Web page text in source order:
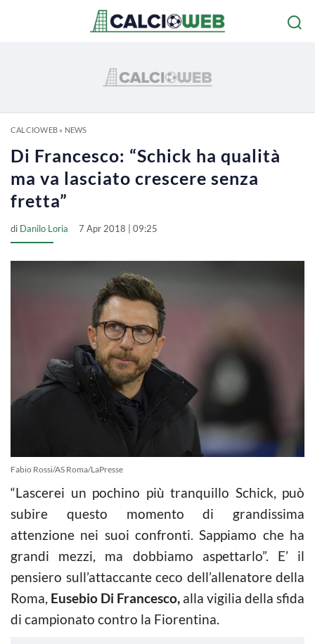
CALCIOWEB» NEWS
Di Francesco: “Schick ha qualità
ma va lasciato crescere senza
fretta”
di Danilo Loria 7 Apr 2018 | 09:25
Fabio Rossi/AS Roma/LaPresse
“Lascerei un pochino più tranquillo Schick, può
subire questo momento di grandissima
attenzione nei suoi confronti. Sappiamo che ha
grandi mezzi, ma dobbiamo aspettarlo”. E’ il
pensiero sull’attaccante ceco dell’allenatore della
Roma, Eusebio Di Francesco, alla vigilia della sfida
di campionato contro la Fiorentina.